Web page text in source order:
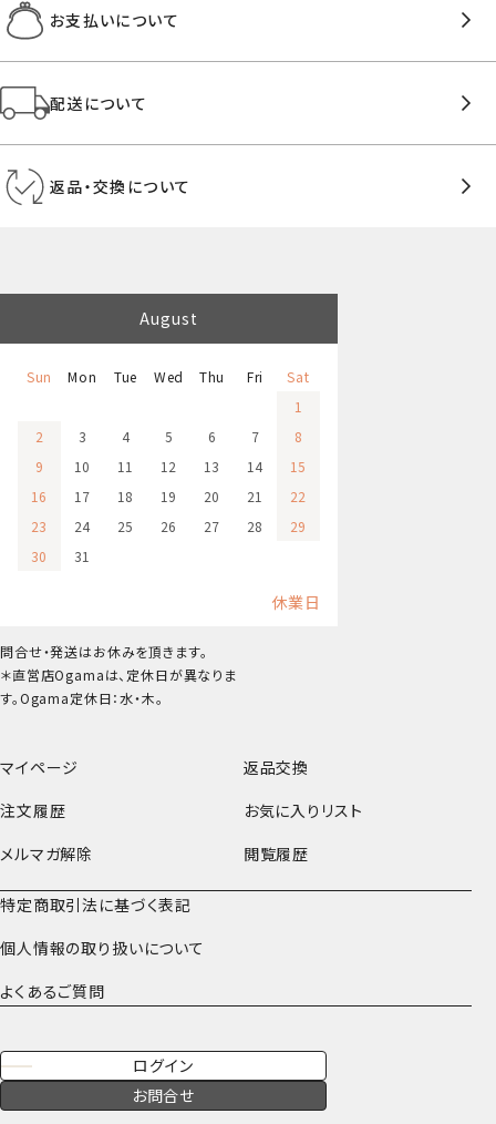
お支払いについて
配送について
返品・交換について
マイページ
返品交換
注文履歴
お気に入りリスト
メルマガ解除
閲覧履歴
特定商取引法に基づく表記
個人情報の取り扱いについて
よくあるご質問
ログイン
お問合せ
August
Sun Mon Tue Wed Thu Fri
Sat
1
2
3 4 5 6 7
8
9
10 11 12 13 14
15
16
17 18 19 20 21
22
23
24 25 26 27 28
29
30
31
休業日
問合せ・発送はお休みを頂きます。
＊直営店Ogamaは、定休日が異なりま
す。Ogama定休日：水・木。